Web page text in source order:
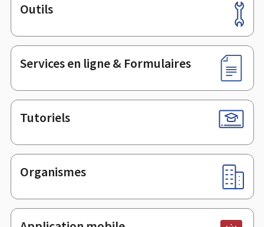
Pied
de
page
Outils
Services en ligne & Formulaires
Tutoriels
Organismes